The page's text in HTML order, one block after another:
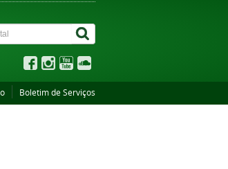
Boletim de Serviços